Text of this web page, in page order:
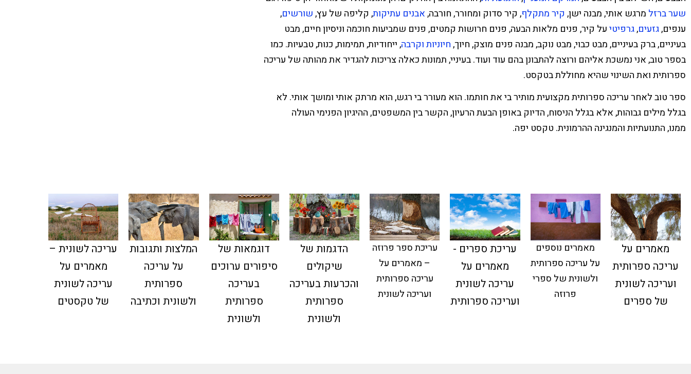
שער ברזל מרגש אותי, מבנה ישן, קיר מתקלף, קיר סדוק ומחורר, חורבה,אבנים עתיקות, קליפה של עץ,שורשים,
ענפים,גזעים,גרפיטיעל קיר, פנים מלאות הבעה, פנים חרושות קמטים, פנים שמביעות חוכמה וניסיון חיים, מבט
בעיניים, ברק בעיניים, מבט כבוי, מבט נוקב, מבנה פנים מוצק, חיוך,חיוניות וקרבה, ייחודיות, תמימות, כנות, טבעיות. כמו
בספר טוב, אני נמשכת אליהם ורוצה להתבונן בהם עוד ועוד. בעיניי, תמונות כאלה צריכות להגדיר את מהותה של עריכה
ספרותית ואת השינוי שהיא מחוללת בטקסט.
ספר טוב לאחר עריכה ספרותית מקצועית מותיר בי את חותמו. הוא מעורר בי רגש, הוא מרתק אותי ומושך אותי. לא
בגלל מילים גבוהות, אלא בגלל הניסוח, הדיוק באופן הבעת הרעיון, הקשר בין המשפטים, ההיגיון הפנימי העולה
ממנו,התנועתיות והמנגינה ההרמונית. טקסט יפה.
מאמרים על
עריכה ספרותית
ועריכה לשונית
של ספרים
מאמרים נוספים
על עריכה ספרותית
ולשונית של ספרי
פרוזה
עריכת ספרים -
מאמרים על
עריכה לשונית
ועריכה ספרותית
עריכת ספר פרוזה
– מאמרים על
עריכה ספרותית
ועריכה לשונית
הדגמות של
שיקולים
והכרעות בעריכה
ספרותית
ולשונית
דוגמאות של
סיפורים ערוכים
בעריכה
ספרותית
ולשונית
המלצות ותגובות
על עריכה
ספרותית
ולשונית וכתיבה
עריכה לשונית –
מאמרים על
עריכה לשונית
של טקסטים